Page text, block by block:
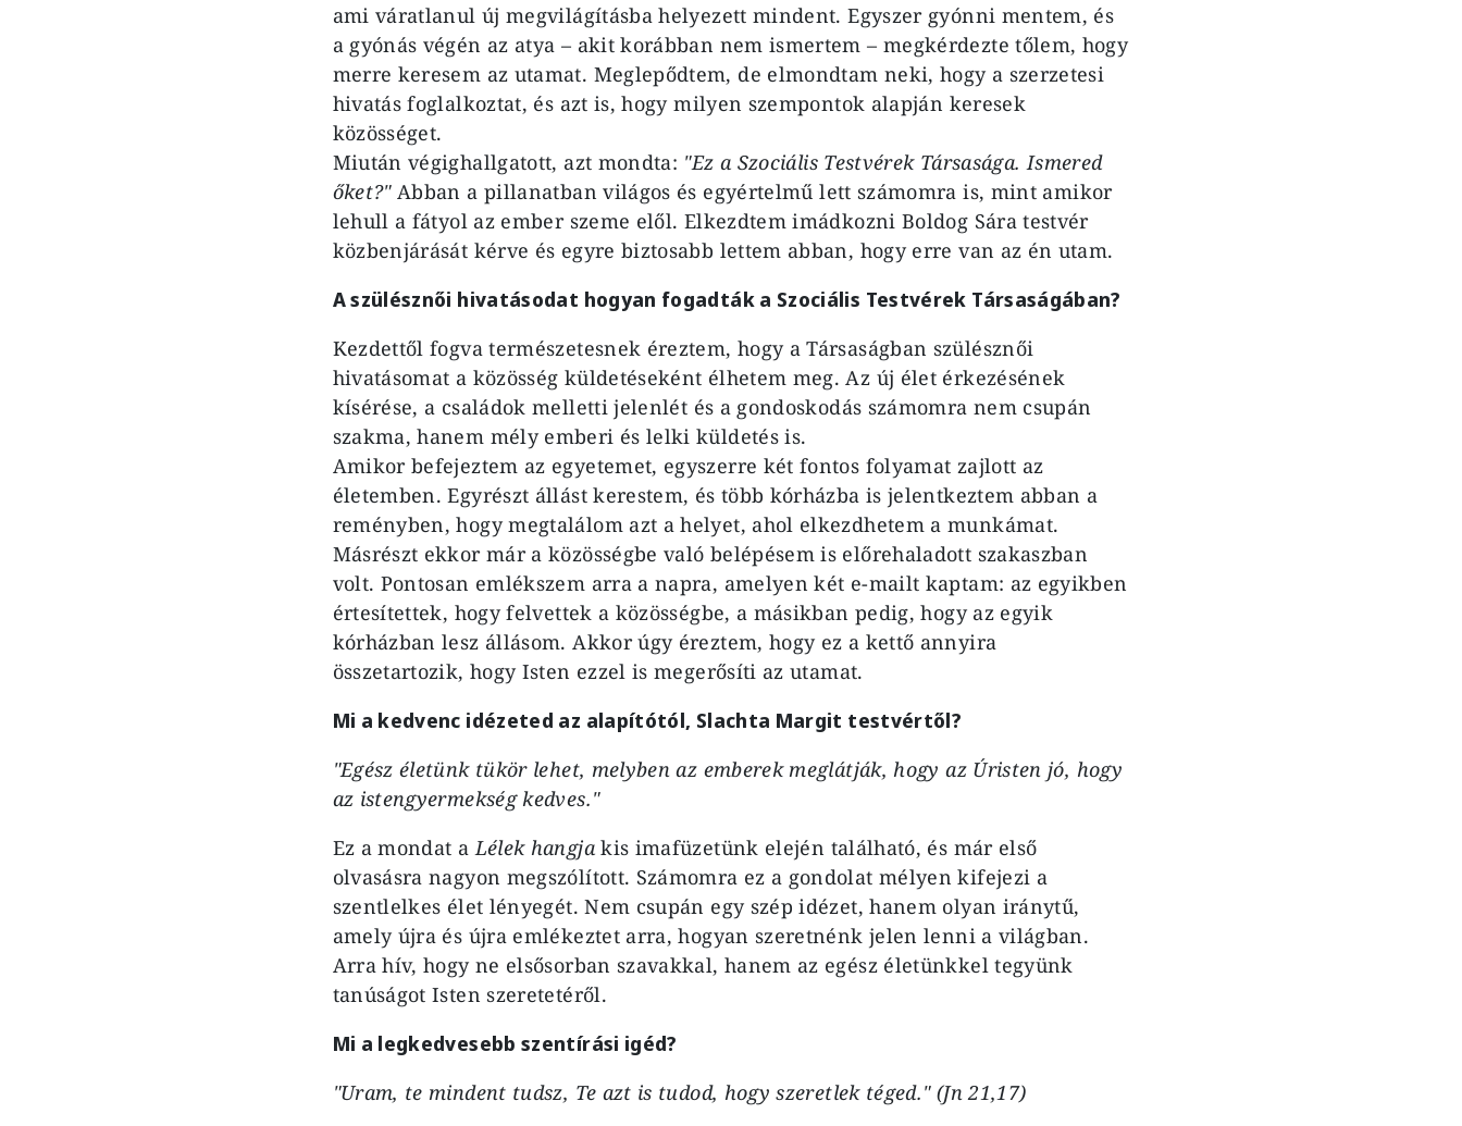
ami váratlanul új megvilágításba helyezett mindent. Egyszer gyónni mentem, és
a gyónás végén az atya – akit korábban nem ismertem – megkérdezte tőlem, hogy
merre keresem az utamat. Meglepődtem, de elmondtam neki, hogy a szerzetesi
hivatás foglalkoztat, és azt is, hogy milyen szempontok alapján keresek
közösséget.
Miután végighallgatott, azt mondta: "Ez a Szociális Testvérek Társasága. Ismered
őket?"Abban a pillanatban világos és egyértelmű lett számomra is, mint amikor
lehull a fátyol az ember szeme elől. Elkezdtem imádkozni Boldog Sára testvér
közbenjárását kérve és egyre biztosabb lettem abban, hogy erre van az én utam.
A szülésznői hivatásodat hogyan fogadták a Szociális Testvérek Társaságában?
Kezdettől fogva természetesnek éreztem, hogy a Társaságban szülésznői
hivatásomat a közösség küldetéseként élhetem meg. Az új élet érkezésének
kísérése, a családok melletti jelenlét és a gondoskodás számomra nem csupán
szakma, hanem mély emberi és lelki küldetés is.
Amikor befejeztem az egyetemet, egyszerre két fontos folyamat zajlott az
életemben. Egyrészt állást kerestem, és több kórházba is jelentkeztem abban a
reményben, hogy megtalálom azt a helyet, ahol elkezdhetem a munkámat.
Másrészt ekkor már a közösségbe való belépésem is előrehaladott szakaszban
volt. Pontosan emlékszem arra a napra, amelyen két e-mailt kaptam: az egyikben
értesítettek, hogy felvettek a közösségbe, a másikban pedig, hogy az egyik
kórházban lesz állásom. Akkor úgy éreztem, hogy ez a kettő annyira
összetartozik, hogy Isten ezzel is megerősíti az utamat.
Mi a kedvenc idézeted az alapítótól, Slachta Margit testvértől?
"Egész életünk tükör lehet, melyben az emberek meglátják, hogy az Úristen jó, hogy
az istengyermekség kedves."
Ez a mondat aLélek hangjakis imafüzetünk elején található, és már első
olvasásra nagyon megszólított. Számomra ez a gondolat mélyen kifejezi a
szentlelkes élet lényegét. Nem csupán egy szép idézet, hanem olyan iránytű,
amely újra és újra emlékeztet arra, hogyan szeretnénk jelen lenni a világban.
Arra hív, hogy ne elsősorban szavakkal, hanem az egész életünkkel tegyünk
tanúságot Isten szeretetéről.
Mi a legkedvesebb szentírási igéd?
"Uram, te mindent tudsz, Te azt is tudod, hogy szeretlek téged." (Jn 21,17)